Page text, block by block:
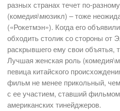
разных странах течет по-
(комедия\мюзикл) – тоже
(«Рокетмэн»). Когда его
обходить столик со стороны от
раскрывшего ему свои объятья,
Лучшая женская роль
певица китайского
фильм не менее прикольный,
с ее участием, ставший
американских тинейджеров.